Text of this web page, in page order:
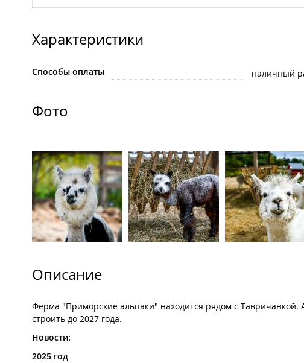
Характеристики
Способы оплаты наличный
Фото
Описание
Ферма "Приморские альпаки" находится рядом с Тавричанкой.
строить до 2027 года.
Новости:
2025 год